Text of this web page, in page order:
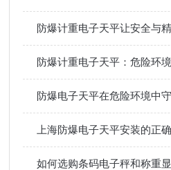
防爆计重电子天平让安全与
防爆计重电子天平：危险环
防爆电子天平在危险环境中
上海防爆电子天平安装的正
如何选购条码电子秤和称重